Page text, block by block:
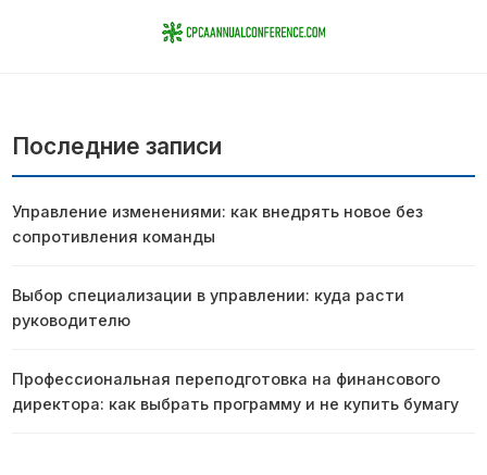
Последние записи
Управление изменениями: как внедрять новое без
сопротивления команды
Выбор специализации в управлении: куда расти
руководителю
Профессиональная переподготовка на финансового
директора: как выбрать программу и не купить бумагу